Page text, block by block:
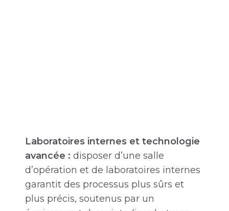
Laboratoires internes et technologie
avancée : disposer d’une salle
d’opération et de laboratoires internes
garantit des processus plus sûrs et
plus précis, soutenus par un